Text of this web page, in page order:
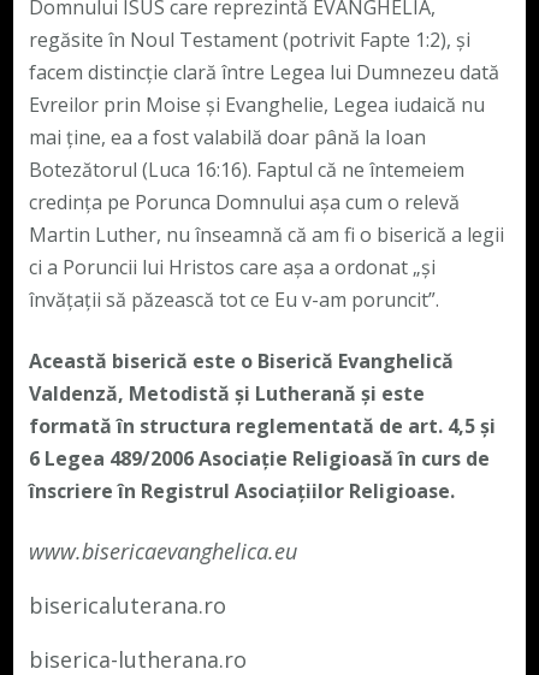
Domnului ISUS care reprezintă EVANGHELIA,
regăsite în Noul Testament (potrivit Fapte 1:2), și
facem distincție clară între Legea lui Dumnezeu dată
Evreilor prin Moise și Evanghelie, Legea iudaică nu
mai ține, ea a fost valabilă doar până la Ioan
Botezătorul (Luca 16:16). Faptul că ne întemeiem
credința pe Porunca Domnului așa cum o relevă
Martin Luther, nu înseamnă că am fi o biserică a legii
ci a Poruncii lui Hristos care așa a ordonat „și
învățații să păzească tot ce Eu v-am poruncit”.
Această biserică este o Biserică Evanghelică
Valdenză, Metodistă și Lutherană și este
formată în structura reglementată de art. 4,5 și
6 Legea 489/2006Asociație Religioasă în curs de
înscriere în Registrul Asociațiilor Religioase.
www.bisericaevanghelica.eu
bisericaluterana.ro
biserica-lutherana.ro